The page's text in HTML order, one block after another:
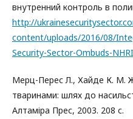
внутренний контроль в
http://
content/uploads/2016/08/
Security-Sector-Ombuds-
Мерц-Перес Л., Хайде К. M.
тваринами: шлях до
Алтаміра Прес, 2003. 208 с.